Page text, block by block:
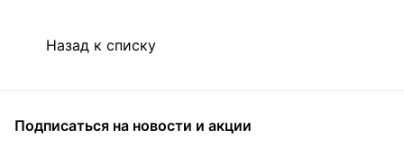
Назад к списку
Подписаться на новости и акции